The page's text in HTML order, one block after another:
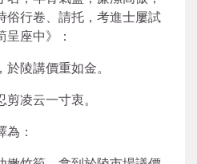
俗行卷、請托，考進士屢試
座中》：
陵講價重如金。
凌云一寸衷。
：